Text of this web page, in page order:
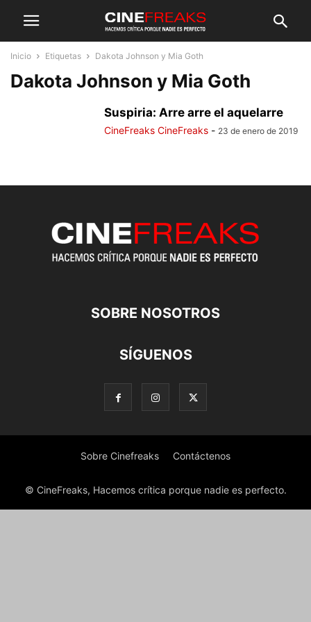
Inicio Etiquetas Dakota Johnson y Mia Goth
Dakota Johnson y Mia Goth
Suspiria: Arre arre el aquelarre
CineFreaks CineFreaks - 23 de enero de 2019
SOBRE NOSOTROS
SÍGUENOS
Sobre Cinefreaks Contáctenos
© CineFreaks, Hacemos crítica porque nadie es perfecto.